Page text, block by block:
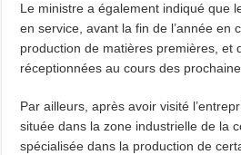
Le ministre a également indiqué que
en service, avant la fin de l’année en
production de matières premières, et
réceptionnées au cours des
Par ailleurs, après avoir visité
située dans la zone industrielle de la
spécialisée dans la production de